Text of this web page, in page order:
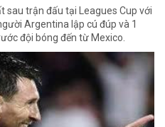
sau trận đấu tại Leagues Cup với
Argentina lập cú đúp và 1
đội bóng đến từ Mexico.